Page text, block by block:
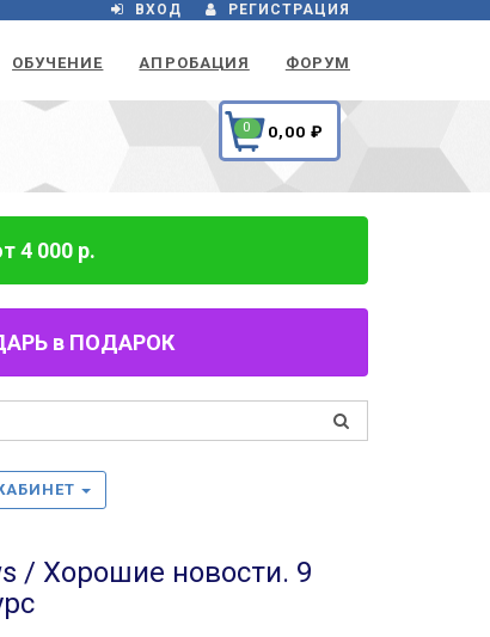
ВХОД РЕГИСТРАЦИЯ
ОБУЧЕНИЕ АПРОБАЦИЯ ФОРУМ
0 0,00 ₽
4 000 р.
в ПОДАРОК
/ Хорошие новости. 9